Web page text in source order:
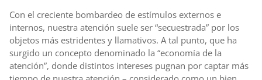
Con el creciente bombardeo de estímulos externos e
internos, nuestra atención suele ser “secuestrada” por los
objetos más estridentes y llamativos. A tal punto, que ha
surgido un concepto denominado la “economía de la
atención”, donde distintos intereses pugnan por captar más